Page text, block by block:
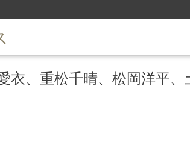
衣、重松千晴、松岡洋平